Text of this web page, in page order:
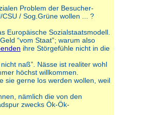
Problem der Besucher-
/ Sog.Grüne wollen ... ?
Europäische Sozialstaatsmodell.
“vom Staat”; warum also
ihre Störgefühle nicht in die
naß”. Nässe ist realiter wohl
höchst willkommen.
sie gerne los werden wollen, weil
nämlich die von den
zwecks Ök-Ök-